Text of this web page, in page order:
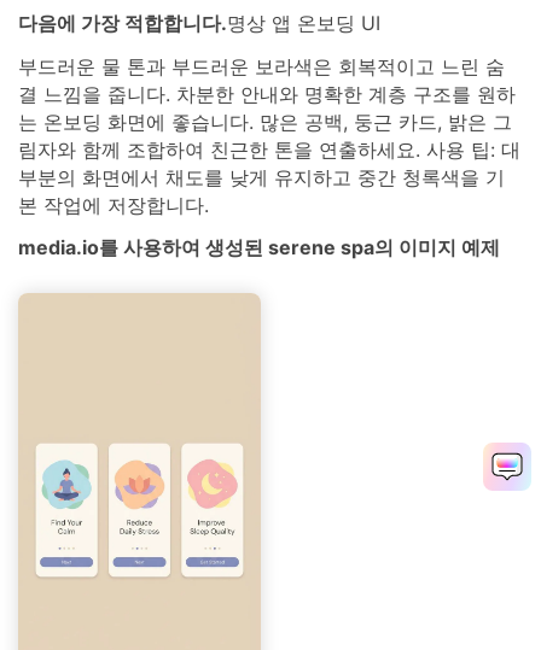
다음에 가장 적합합니다.명상 앱 온보딩 UI
부드러운 물 톤과 부드러운 보라색은 회복적이고 느린 숨
결 느낌을 줍니다. 차분한 안내와 명확한 계층 구조를 원하
는 온보딩 화면에 좋습니다. 많은 공백, 둥근 카드, 밝은 그
림자와 함께 조합하여 친근한 톤을 연출하세요. 사용 팁: 대
부분의 화면에서 채도를 낮게 유지하고 중간 청록색을 기
본 작업에 저장합니다.
media.io를 사용하여 생성된 serene spa의 이미지 예제